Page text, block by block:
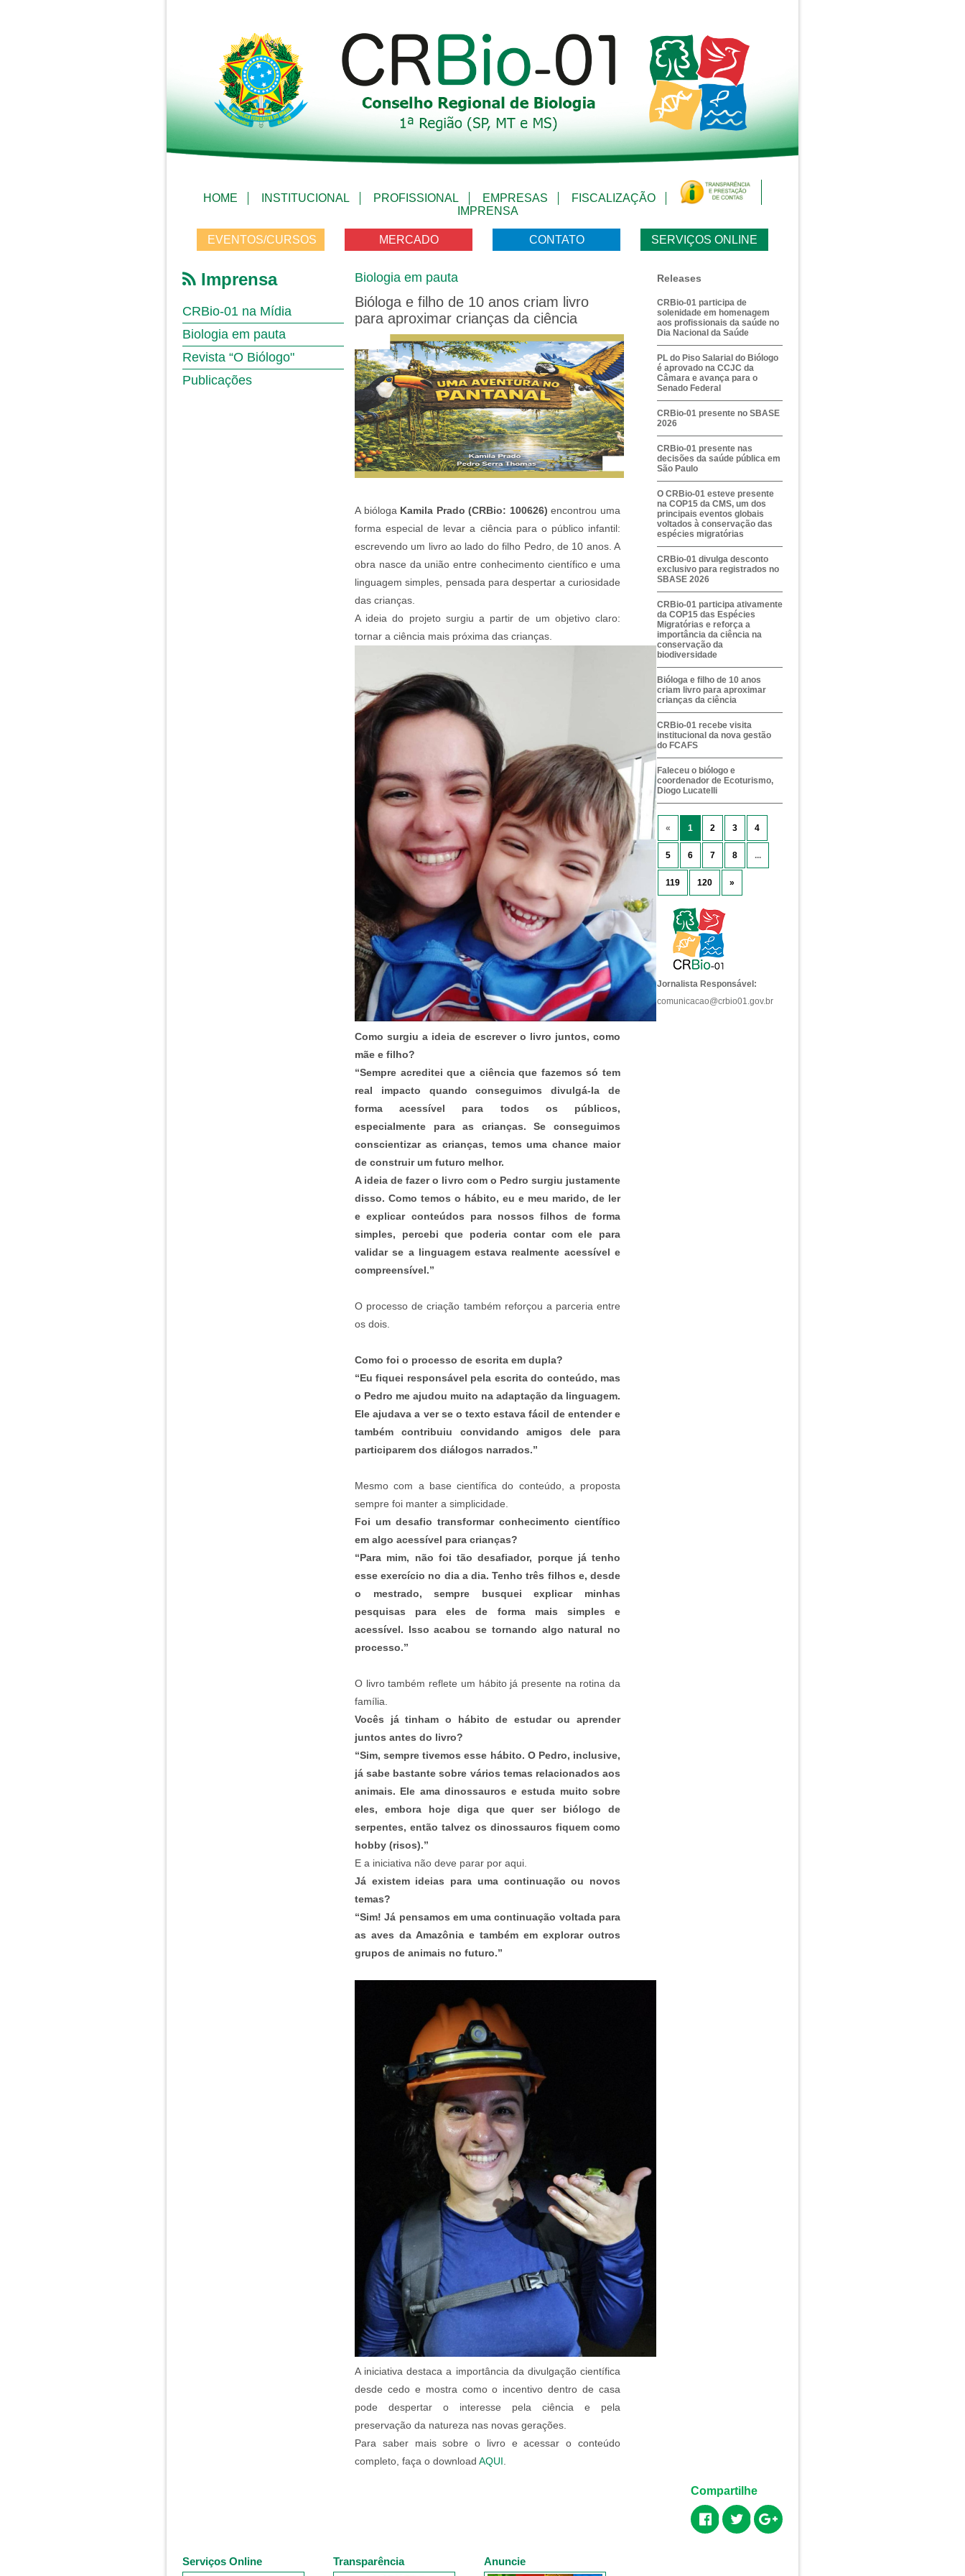
HOME INSTITUCIONAL PROFISSIONAL EMPRESAS
FISCALIZAÇÃO
IMPRENSA
EVENTOS/CURSOS MERCADO CONTATO SERVIÇOS ONLINE
Imprensa
CRBio-01 na Mídia
Biologia em pauta
Revista “O Biólogo"
Publicações
Biologia em pauta
Bióloga e filho de 10 anos criam livro
para aproximar crianças da ciência
A bióloga Kamila Prado (CRBio: 100626) encontrou uma
forma especial de levar a ciência para o público infantil:
escrevendo um livro ao lado do filho Pedro, de 10 anos. A
obra nasce da união entre conhecimento científico e uma
linguagem simples, pensada para despertar a curiosidade
das crianças.
A ideia do projeto surgiu a partir de um objetivo claro:
tornar a ciência mais próxima das crianças.
Como surgiu a ideia de escrever o livro juntos, como
mãe e filho?
“Sempre acreditei que a ciência que fazemos só tem
real impacto quando conseguimos divulgá-la de
forma acessível para todos os públicos,
especialmente para as crianças. Se conseguimos
conscientizar as crianças, temos uma chance maior
de construir um futuro melhor.
A ideia de fazer o livro com o Pedro surgiu justamente
disso. Como temos o hábito, eu e meu marido, de ler
e explicar conteúdos para nossos filhos de forma
simples, percebi que poderia contar com ele para
validar se a linguagem estava realmente acessível e
compreensível.”
O processo de criação também reforçou a parceria entre
os dois.
Como foi o processo de escrita em dupla?
“Eu fiquei responsável pela escrita do conteúdo, mas
o Pedro me ajudou muito na adaptação da linguagem.
Ele ajudava a ver se o texto estava fácil de entender e
também contribuiu convidando amigos dele para
participarem dos diálogos narrados.”
Mesmo com a base científica do conteúdo, a proposta
sempre foi manter a simplicidade.
Foi um desafio transformar conhecimento científico
em algo acessível para crianças?
“Para mim, não foi tão desafiador, porque já tenho
esse exercício no dia a dia. Tenho três filhos e, desde
o mestrado, sempre busquei explicar minhas
pesquisas para eles de forma mais simples e
acessível. Isso acabou se tornando algo natural no
processo.”
O livro também reflete um hábito já presente na rotina da
família.
Vocês já tinham o hábito de estudar ou aprender
juntos antes do livro?
“Sim, sempre tivemos esse hábito. O Pedro, inclusive,
já sabe bastante sobre vários temas relacionados aos
animais. Ele ama dinossauros e estuda muito sobre
eles, embora hoje diga que quer ser biólogo de
serpentes, então talvez os dinossauros fiquem como
hobby (risos).”
E a iniciativa não deve parar por aqui.
Já existem ideias para uma continuação ou novos
temas?
“Sim! Já pensamos em uma continuação voltada para
as aves da Amazônia e também em explorar outros
grupos de animais no futuro.”
A iniciativa destaca a importância da divulgação científica
desde cedo e mostra como o incentivo dentro de casa
pode despertar o interesse pela ciência e pela
preservação da natureza nas novas gerações.
Para saber mais sobre o livro e acessar o conteúdo
completo, faça o download AQUI
Releases
CRBio-01 participa de
solenidade em homenagem
aos profissionais da saúde no
Dia Nacional da Saúde
PL do Piso Salarial do Biólogo
é aprovado na CCJC da
Câmara e avança para o
Senado Federal
CRBio-01 presente no SBASE
2026
CRBio-01 presente nas
decisões da saúde pública em
São Paulo
O CRBio-01 esteve presente
na COP15 da CMS, um dos
principais eventos globais
voltados à conservação das
espécies migratórias
CRBio-01 divulga desconto
exclusivo para registrados no
SBASE 2026
CRBio-01 participa ativamente
da COP15 das Espécies
Migratórias e reforça a
importância da ciência na
conservação da
biodiversidade
Bióloga e filho de 10 anos
criam livro para aproximar
crianças da ciência
CRBio-01 recebe visita
institucional da nova gestão
do FCAFS
Faleceu o biólogo e
coordenador de Ecoturismo,
Diogo Lucatelli
« 1 2 3 4
5 6 7 8 ...
119 120 »
Jornalista Responsável:
comunicacao@crbio01.gov.br
Compartilhe
Serviços Online Transparência Anuncie